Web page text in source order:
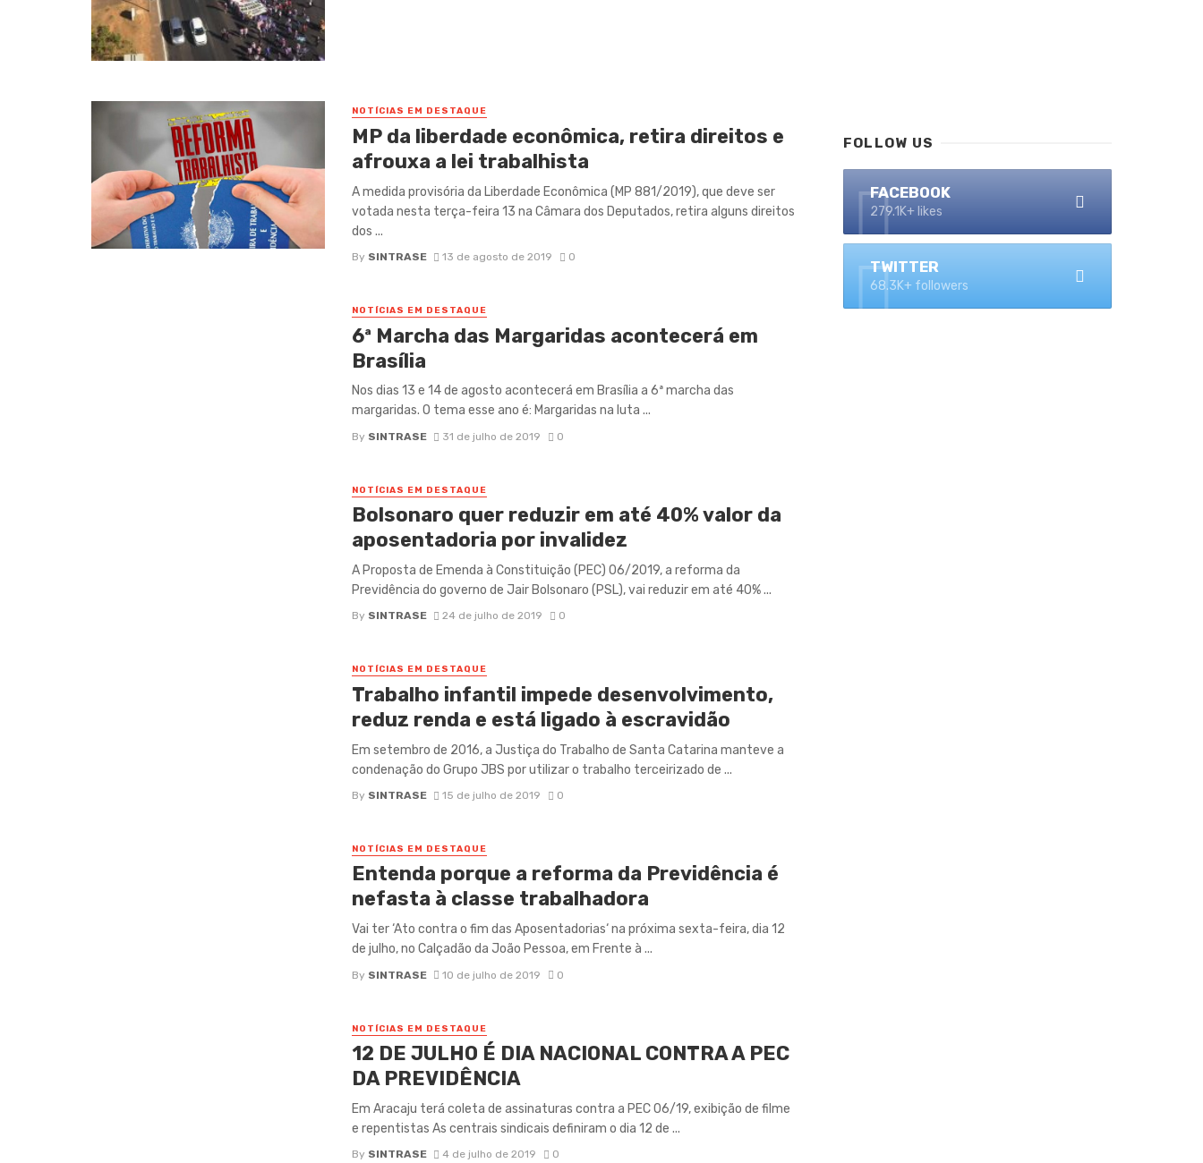
NOTÍCIAS EM DESTAQUE
MP da liberdade econômica, retira direitos e
afrouxa a lei trabalhista
A medida provisória da Liberdade Econômica (MP 881/2019), que deve ser
votada nesta terça-feira 13 na Câmara dos Deputados, retira alguns direitos
dos ...
By SINTRASE 13 de agosto de 2019 0
NOTÍCIAS EM DESTAQUE
6ª Marcha das Margaridas acontecerá em
Brasília
Nos dias 13 e 14 de agosto acontecerá em Brasília a 6ª marcha das
margaridas. O tema esse ano é: Margaridas na luta ...
By SINTRASE 31 de julho de 2019 0
NOTÍCIAS EM DESTAQUE
Bolsonaro quer reduzir em até 40% valor da
aposentadoria por invalidez
A Proposta de Emenda à Constituição (PEC) 06/2019, a reforma da
Previdência do governo de Jair Bolsonaro (PSL), vai reduzir em até 40% ...
By SINTRASE 24 de julho de 2019 0
NOTÍCIAS EM DESTAQUE
Trabalho infantil impede desenvolvimento,
reduz renda e está ligado à escravidão
Em setembro de 2016, a Justiça do Trabalho de Santa Catarina manteve a
condenação do Grupo JBS por utilizar o trabalho terceirizado de ...
By SINTRASE 15 de julho de 2019 0
NOTÍCIAS EM DESTAQUE
Entenda porque a reforma da Previdência é
nefasta à classe trabalhadora
Vai ter ‘Ato contra o fim das Aposentadorias‘ na próxima sexta-feira, dia 12
de julho, no Calçadão da João Pessoa, em Frente à ...
By SINTRASE 10 de julho de 2019 0
NOTÍCIAS EM DESTAQUE
12 DE JULHO É DIA NACIONAL CONTRA A PEC
DA PREVIDÊNCIA
Em Aracaju terá coleta de assinaturas contra a PEC 06/19, exibição de filme
e repentistas As centrais sindicais definiram o dia 12 de ...
By SINTRASE 4 de julho de 2019 0
FOLLOW US
FACEBOOK
279.1K+ likes
TWITTER
68.3K+ followers